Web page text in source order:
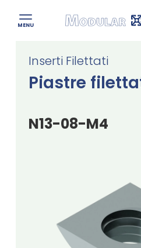
content
MENU
Inserti Filettati
Piastre
N13-08-M4